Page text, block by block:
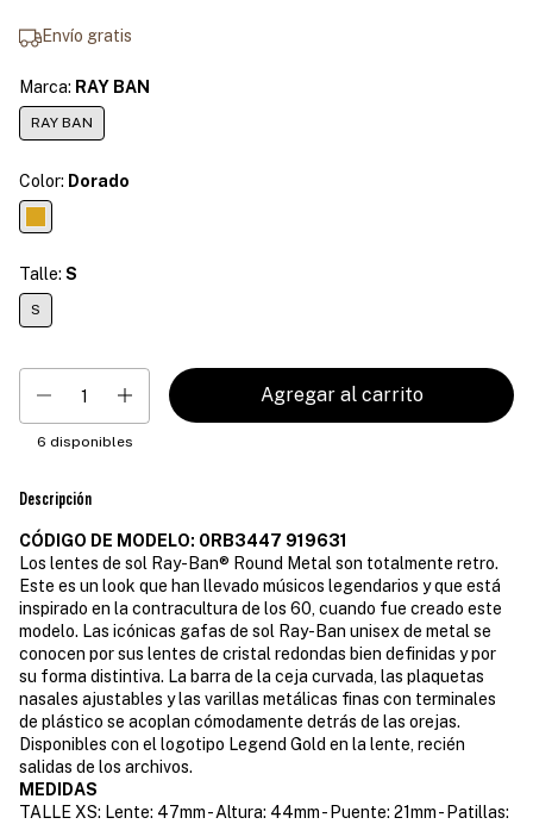
Envío gratis
Marca: RAY BAN
RAY BAN
Color: Dorado
Talle: S
S
6 disponibles
Descripción
CÓDIGO DE MODELO: 0RB3447 919631
Los lentes de sol Ray-Ban® Round Metal son totalmente retro.
Este es un look que han llevado músicos legendarios y que está
inspirado en la contracultura de los 60, cuando fue creado este
modelo. Las icónicas gafas de sol Ray-Ban unisex de metal se
conocen por sus lentes de cristal redondas bien definidas y por
su forma distintiva. La barra de la ceja curvada, las plaquetas
nasales ajustables y las varillas metálicas finas con terminales
de plástico se acoplan cómodamente detrás de las orejas.
Disponibles con el logotipo Legend Gold en la lente, recién
salidas de los archivos.
MEDIDAS
TALLE XS: Lente: 47mm - Altura: 44mm - Puente: 21mm - Patillas: